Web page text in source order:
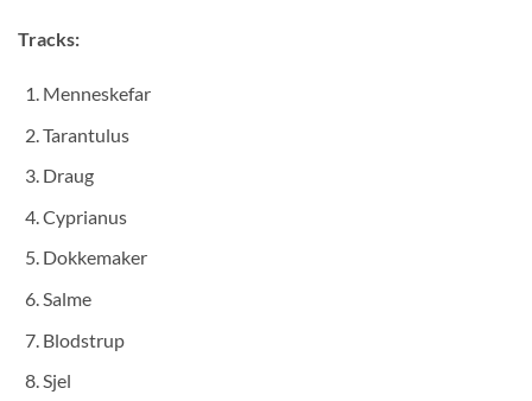
Tracks:
Menneskefar
Tarantulus
Draug
Cyprianus
Dokkemaker
Salme
Blodstrup
Sjel